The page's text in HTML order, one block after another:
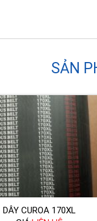
SẢN
DÂY CUROA 170XL